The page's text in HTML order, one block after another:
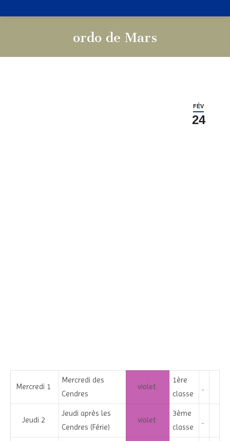
ordo de Mars
FÉV
24
Mercredi 1
Mercredi des
Cendres
violet
1ère
classe
Jeudi 2
Jeudi après les
Cendres (Férie)
violet
3ème
classe